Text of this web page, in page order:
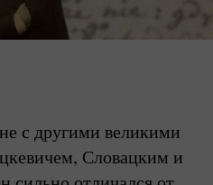
с другими великими
Словацким и